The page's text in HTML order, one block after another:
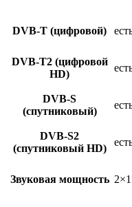
DVB-T (цифровой)
DVB-T2 (цифровой
HD)
DVB-S
(спутниковый)
DVB-S2
(спутниковый HD)
Звуковая мощность